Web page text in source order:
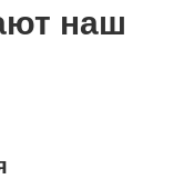
наш